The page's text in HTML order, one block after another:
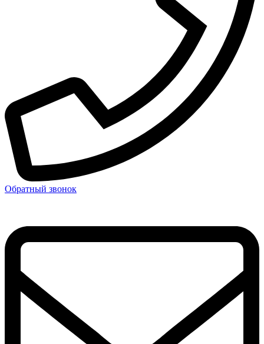
Обратный звонок